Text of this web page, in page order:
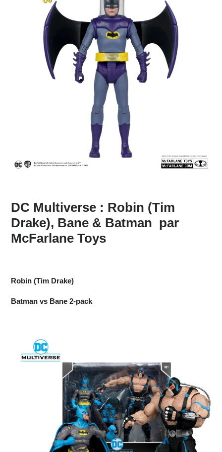
DC Multiverse : Robin (Tim
Drake), Bane & Batman par
McFarlane Toys
Robin (Tim Drake)
Batman vs Bane 2-pack